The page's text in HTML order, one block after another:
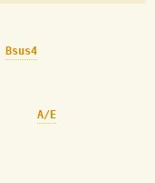
Bsus4
A/E